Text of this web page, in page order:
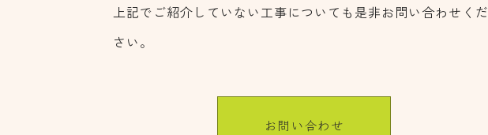
上記でご紹介していない工事についても是非お問い合わせくだ
さい。
お問い合わせ